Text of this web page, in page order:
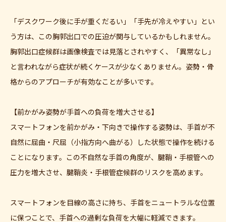
「デスクワーク後に手が重くだるい」「手先が冷えやすい」とい
う方は、この胸郭出口での圧迫が関与しているかもしれません。
胸郭出口症候群は画像検査では見落とされやすく、「異常なし」
と言われながら症状が続くケースが少なくありません。姿勢・骨
格からのアプローチが有効なことが多いです。
【前かがみ姿勢が手首への負荷を増大させる】
スマートフォンを前かがみ・下向きで操作する姿勢は、手首が不
自然に屈曲・尺屈（小指方向へ曲がる）した状態で操作を続ける
ことになります。この不自然な手首の角度が、腱鞘・手根管への
圧力を増大させ、腱鞘炎・手根管症候群のリスクを高めます。
スマートフォンを目線の高さに持ち、手首をニュートラルな位置
に保つことで、手首への過剰な負荷を大幅に軽減できます。